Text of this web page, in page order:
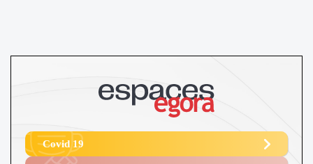
Covid 19